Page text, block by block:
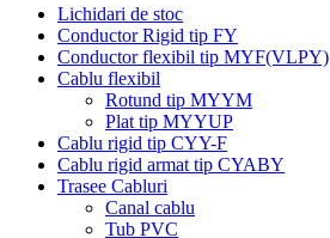
Lichidari de stoc
Conductor Rigid tip FY
Conductor flexibil tip MYF(VLPY)
Cablu flexibil
Rotund tip MYYM
Plat tip MYYUP
Cablu rigid tip CYY-F
Cablu rigid armat tip CYABY
Trasee Cabluri
Canal cablu
Tub PVC